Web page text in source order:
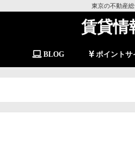
東京の不動産
賃貸情
BLOG ポイントサ